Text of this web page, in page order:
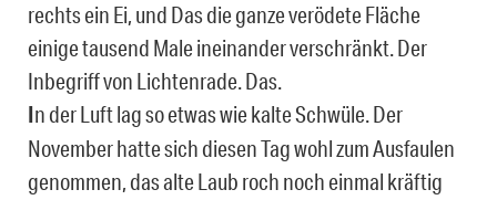
rechts ein Ei, und Das die ganze verödete Fläche
einige tausend Male ineinander verschränkt. Der
Inbegriff von Lichtenrade. Das.
In der Luft lag so etwas wie kalte Schwüle. Der
November hatte sich diesen Tag wohl zum Ausfaulen
genommen, das alte Laub roch noch einmal kräftig